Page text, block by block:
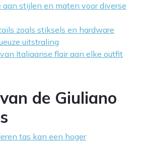
aan stijlen en maten voor diverse
zoals stiksels en hardware
uitstraling
Italiaanse flair aan elke outfit
de Giuliano
tas kan een hoger